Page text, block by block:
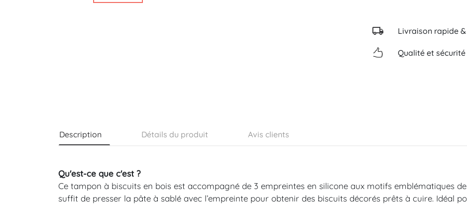
Livraison rapide
Qualité et
Description Détails du produit Avis clients
Qu'est-ce que c'est ?
Ce tampon à biscuits en bois est accompagné de 3 empreintes en silicone aux motifs emblématiques
suffit de presser la pâte à sablé avec l’empreinte pour obtenir des biscuits décorés prêts à cuire. Idéal